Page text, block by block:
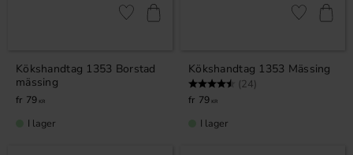
Kökshandtag 1353 Borstad
mässing
79 KR
Lägg till i favoriter
I lager
Kökshandtag 1353 Mässing
Betyg: (24)
79 KR
Lägg till i
I lager